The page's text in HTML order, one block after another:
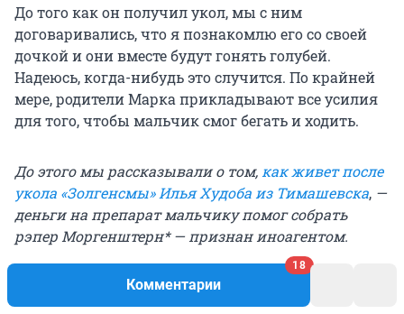
Комментарии
18
До того как он получил укол, мы с ним
договаривались, что я познакомлю его со своей
дочкой и они вместе будут гонять голубей.
Надеюсь, когда-нибудь это случится. По крайней
мере, родители Марка прикладывают все усилия
для того, чтобы мальчик смог бегать и ходить.
До этого мы рассказывали о том,как живет после
укола «Золгенсмы» Илья Худоба из Тимашевска, —
деньги на препарат мальчику помог собрать
рэпер Моргенштерн* — признан иноагентом.